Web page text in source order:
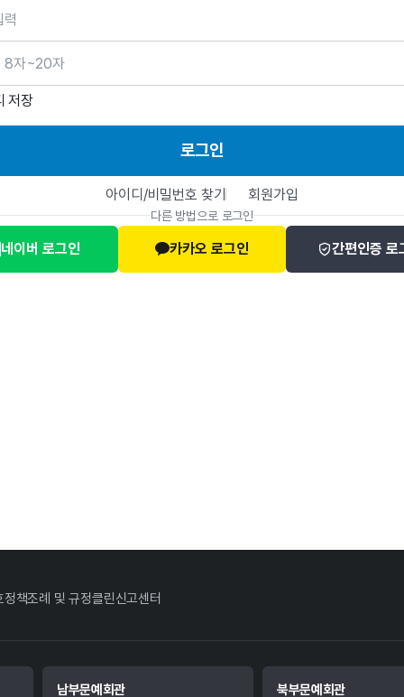
저장
로그인
아이디/비밀번호 찾기 회원가입
다른 방법으로 로그인
네이버 로그인 카카오 로그인 간편인증 로
정책조례 및 규정클린신고센터
남부문예회관 북부문예회관